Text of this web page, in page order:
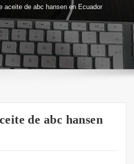
aceite de abc hansen en Ecuador
de abc hansen